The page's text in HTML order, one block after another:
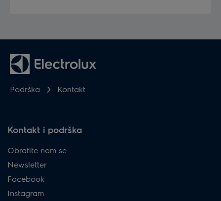
Podrška Kontakt
Kontakt i podrška
Obratite nam se
Newsletter
Facebook
Instagram